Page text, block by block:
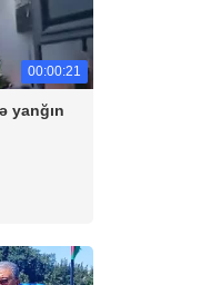
00:00:21
yanğın